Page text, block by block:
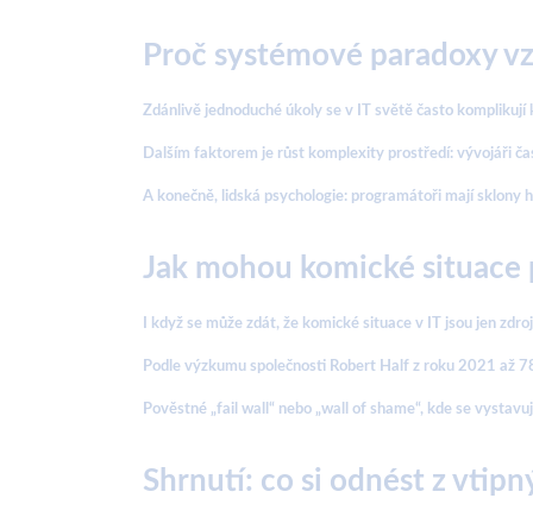
Proč systémové paradoxy
Zdánlivě jednoduché úkoly se v IT světě často
Dalším faktorem je růst komplexity prostředí: vývojáři
A konečně, lidská psychologie: programátoři mají sklony
Jak mohou komické
I když se může zdát, že komické situace v IT jsou jen
Podle výzkumu společnosti Robert Half z roku 2021 až
Pověstné „fail wall“ nebo „wall of shame“, kde se
Shrnutí: co si odnést z